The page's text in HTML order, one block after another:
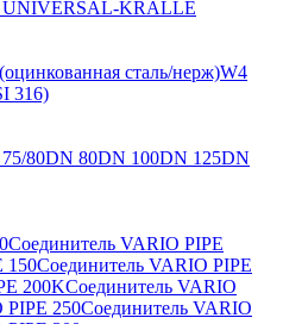
KRALLE
сталь/нерж)W4
316)
80DN 80DN 100DN 125DN
Соединитель VARIO PIPE
150Соединитель VARIO PIPE
200KСоединитель VARIO
PIPE 250Соединитель VARIO